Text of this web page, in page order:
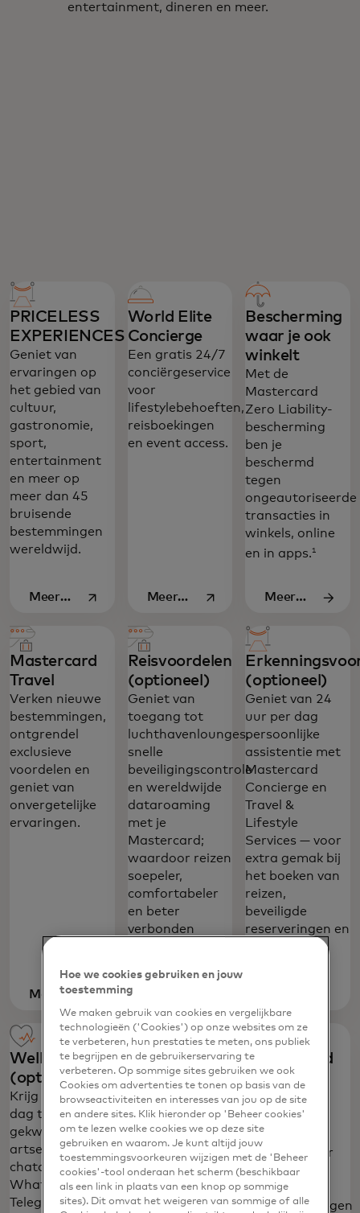
entertainment, dineren en meer.
De voordelen van World Elite sluiten
naadloos aan op je levensstijl – thuis en
onderweg.
PRICELESS
EXPERIENCES
Geniet van
ervaringen op
het gebied van
cultuur,
gastronomie,
sport,
entertainment
en meer op
meer dan 45
bruisende
bestemmingen
wereldwijd.
Meer
World Elite
Concierge
Een gratis 24/7
conciërgeservice
voor
lifestylebehoeften,
reisboekingen
en event access.
Meer
Bescherming
waar je ook
winkelt
Met de
Mastercard
Zero Liability-
bescherming
ben je
beschermd
tegen
ongeautoriseerde
transacties in
winkels, online
en in apps. 1
Meer
Mastercard
Travel
Verken nieuwe
bestemmingen,
ontgrendel
exclusieve
voordelen en
geniet van
onvergetelijke
ervaringen.
Meer
informatieopens in a new tab
Reisvoordelen
(optioneel)
Geniet van
toegang tot
luchthavenlounges,
snelle
beveiligingscontrole
en wereldwijde
dataroaming
met je
Mastercard;
waardoor reizen
soepeler,
comfortabeler
en beter
verbonden
(optioneel)
Geniet van 24
uur per dag
persoonlijke
assistentie met
Mastercard
Concierge en
Travel &
Lifestyle
Services — voor
extra gemak bij
het boeken van
reizen,
beveiligde
reserveringen en
Wellnessvoordelen
(optioneel)
Krijg 24 uur per
dag toegang tot
gekwalificeerde
artsen via
chatapps zoals
WhatsApp en
Telegram met de
Wereldwijde
hulpdiensten
Bel 1-800-
MASTERCARD
(1-800-627-
8372) in de VS
of +1-636-722-
7111 buiten de
VS voor 24 uur
Mastercard
ID Theft
Protection
(optioneel)
Controleer je
kredietdossier
op fraude,
ontvang
waarschuwingen
Hoe we cookies gebruiken en jouw
toestemming
We maken gebruik van cookies en vergelijkbare
technologieën ('Cookies') op onze websites om ze
te verbeteren, hun prestaties te meten, ons publiek
te begrijpen en de gebruikerservaring te
verbeteren. Op sommige sites gebruiken we ook
Cookies om advertenties te tonen op basis van de
browseactiviteiten en interesses van jou op de site
en andere sites. Klik hieronder op 'Beheer cookies'
om te lezen welke cookies we op deze site
gebruiken en waarom. Je kunt altijd jouw
toestemmingsvoorkeuren wijzigen met de 'Beheer
cookies'-tool onderaan het scherm (beschikbaar
als een link in plaats van een knop op sommige
sites). Dit omvat het weigeren van sommige of alle